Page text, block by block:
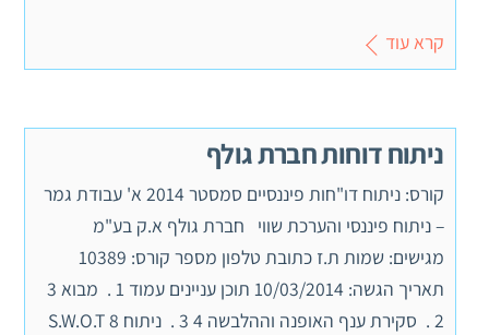
קרא עוד
ניתוח דוחות חברת גולף
קורס: ניתוח דו"חות פיננסיים סמסטר 2014 א' עבודת גמר
– ניתוח פיננסי והערכת שווי חברת גולף א.ק בע"מ
מגישים: שמות ת.ז כתובת טלפון מספר קורס: 10389
תאריך הגשה: 10/03/2014 תוכן עניינים עמוד 1 . מבוא 3
2 . סקירת ענף האופנה וההלבשה 4 3 . ניתוח S.W.O.T 8